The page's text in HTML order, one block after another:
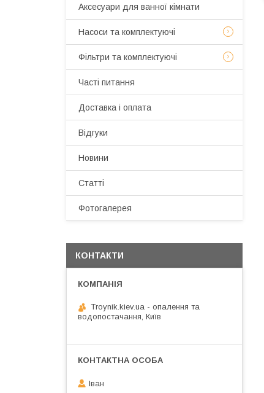
Аксесуари для ванної кімнати
Насоси та комплектуючі
Фільтри та комплектуючі
Часті питання
Доставка і оплата
Відгуки
Новини
Статті
Фотогалерея
КОНТАКТИ
Troynik.kiev.ua - опалення та
водопостачання, Київ
Іван